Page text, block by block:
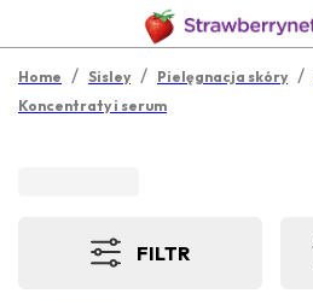
Home / Sisley / Pielęgnacja skóry /
Koncentraty i serum
FILTR